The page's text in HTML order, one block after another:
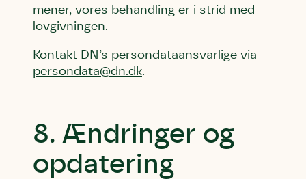
mener, vores behandling er i strid med
lovgivningen.
Kontakt DN’s persondataansvarlige via
persondata@dn.dk.
8. Ændringer og
opdatering